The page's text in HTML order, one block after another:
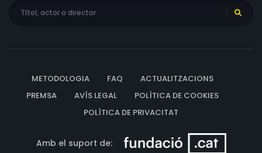
METODOLOGIA FAQ
ACTUALITZACIONS
PREMSA
AVÍS LEGAL
POLÍTICA DE COOKIES
POLÍTICA DE PRIVACITAT
Amb el suport de: